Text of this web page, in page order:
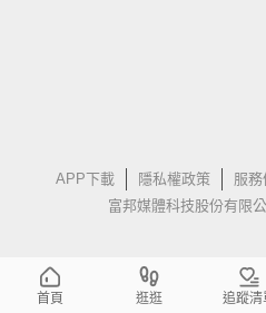
APP下載 隱私權政策 服務
富邦媒體科技股份有限
首頁 逛逛 追蹤清